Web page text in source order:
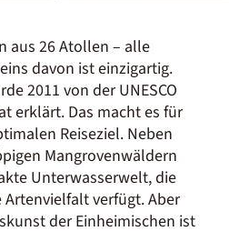
aus 26 Atollen – alle
davon ist einzigartig.
2011 von der UNESCO
erklärt. Das macht es für
Reiseziel. Neben
Mangrovenwäldern
Unterwasserwelt, die
verfügt. Aber
der Einheimischen ist